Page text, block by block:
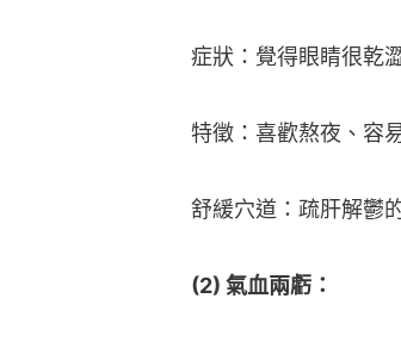
症狀：覺得眼睛很乾
特徵：喜歡熬夜、容
舒緩穴道：疏肝解鬱
(2) 氣血兩虧：